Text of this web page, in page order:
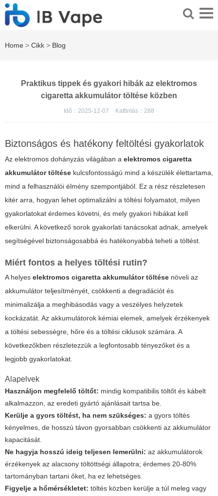
Home > Cikk > Blog
Praktikus tippek és gyakori hibák az elektromos
cigaretta akkumulátor töltése közben
Idő：2025-12-07 Kattintás： 288
Biztonságos és hatékony feltöltési gyakorlatok
Az elektromos dohányzás világában a elektromos cigaretta
akkumulátor töltése kulcsfontosságú mind a készülék élettartama,
mind a felhasználói élmény szempontjából. Ez a rész részletesen
kitér arra, hogyan lehet optimalizálni a töltési folyamatot, milyen
gyakorlatokat érdemes követni, és mely gyakori hibákat kell
elkerülni. A következő sorok gyakorlati tanácsokat adnak, amelyek
segítségével biztonságosabbá és hatékonyabbá teheti a töltést.
Miért fontos a helyes töltési rutin?
A helyes elektromos cigaretta akkumulátor töltése növeli az
akkumulátor teljesítményét, csökkenti a degradációt és
minimalizálja a meghibásodás vagy a veszélyes helyzetek
kockázatát. Az akkumulátorok kémiai elemek, amelyek érzékenyek
a töltési sebességre, hőre és a töltési ciklusok számára. A
következőkben részletezzük a legfontosabb tényezőket és a
legjobb gyakorlatokat.
Alapelvek
Használjon megfelelő töltőt: mindig kompatibilis töltőt és kábelt
alkalmazzon, az eredeti gyártó ajánlásait tartsa be.
Kerülje a gyors töltést, ha nem szükséges: a gyors töltés
kényelmes, de hosszú távon gyorsabban csökkenti az akkumulátor
kapacitását.
Ne hagyja hosszú ideig teljesen lemerülni: az akkumulátorok
érzékenyek az alacsony töltöttségi állapotra; érdemes 20-80%
tartományban tartani őket, ha ez lehetséges.
Figyelje a hőmérsékletet: töltés közben kerülje a túl meleg vagy